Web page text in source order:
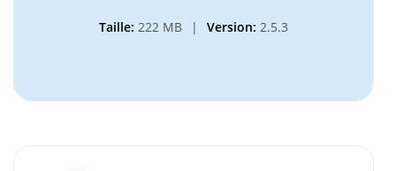
Taille: 222 MB | Version: 2.5.3